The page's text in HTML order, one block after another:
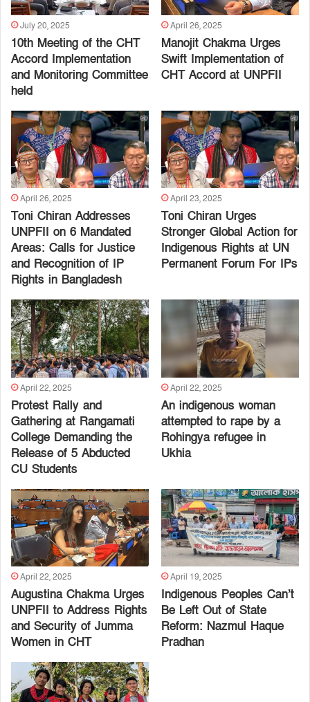
July 20, 2025
10th Meeting of the CHT
Accord Implementation
and Monitoring Committee
held
April 26, 2025
Manojit Chakma Urges
Swift Implementation of
CHT Accord at UNPFII
April 26, 2025
Toni Chiran Addresses
UNPFII on 6 Mandated
Areas: Calls for Justice
and Recognition of IP
Rights in Bangladesh
April 23, 2025
Toni Chiran Urges
Stronger Global Action for
Indigenous Rights at UN
Permanent Forum For IPs
April 22, 2025
Protest Rally and
Gathering at Rangamati
College Demanding the
Release of 5 Abducted
CU Students
April 22, 2025
An indigenous woman
attempted to rape by a
Rohingya refugee in
Ukhia
April 22, 2025
Augustina Chakma Urges
UNPFII to Address Rights
and Security of Jumma
Women in CHT
April 19, 2025
Indigenous Peoples Can’t
Be Left Out of State
Reform: Nazmul Haque
Pradhan